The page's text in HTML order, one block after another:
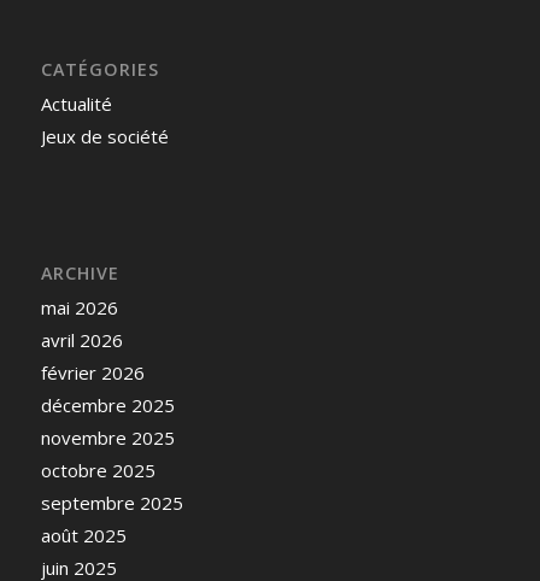
CATÉGORIES
Actualité
Jeux de société
ARCHIVE
mai 2026
avril 2026
février 2026
décembre 2025
novembre 2025
octobre 2025
septembre 2025
août 2025
juin 2025